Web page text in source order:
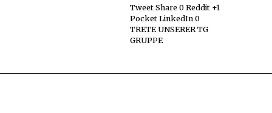
Tweet Share 0 Reddit +1
Pocket LinkedIn 0
TRETE UNSERER TG
GRUPPE